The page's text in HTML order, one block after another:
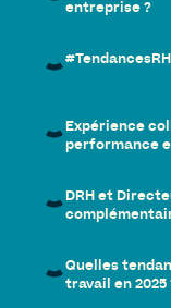
entreprise ?
Expérience
performance
DRH et
Quelles
travail en 2025